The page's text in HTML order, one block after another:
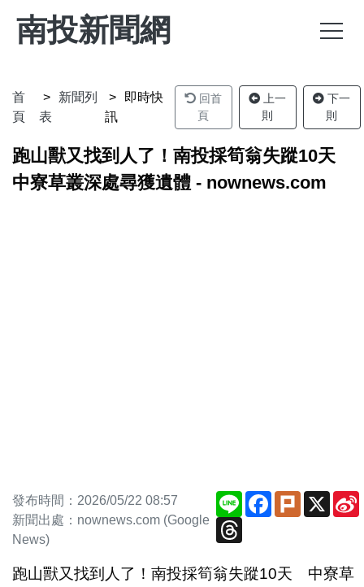
南投新聞網
首
頁
新聞列
表
即時快
訊
回首
頁
上一
則
下一
則
跑山獸又找到人了！南投採筍翁失蹤10天
中寮草叢深處尋獲遺體 - nownews.com
發布時間：2026/05/22 08:57
新聞出處：nownews.com (Google
News)
Line Facebook
Plurk X
跑山獸又找到人了！南投採筍翁失蹤10天 中寮草